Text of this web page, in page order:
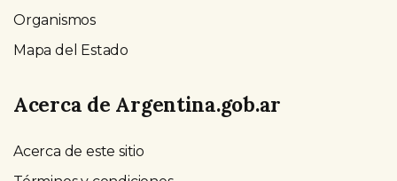
Organismos
Mapa del Estado
Acerca de Argentina.gob.ar
Acerca de este sitio